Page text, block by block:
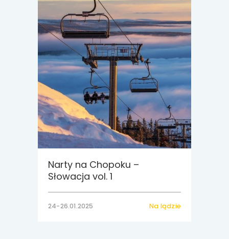
Narty na Chopoku –
Słowacja vol. 1
24-26.01.2025 Na lądzie